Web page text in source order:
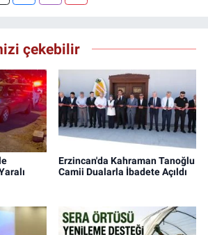
Yazı İşleri Müdürlüğünü yürütmekte.
çekebilir
Erzincan'da Kahraman Tanoğlu
Camii Dualarla İbadete Açıldı